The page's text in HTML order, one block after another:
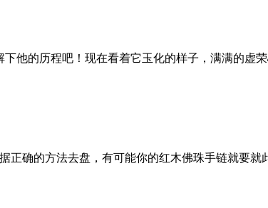
他的历程吧！现在看着它玉化的样子，满满的虚
确的方法去盘，有可能你的红木佛珠手链就要就